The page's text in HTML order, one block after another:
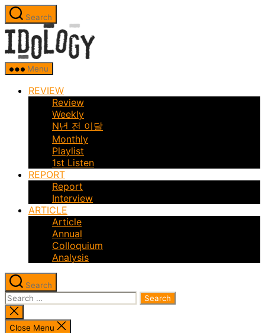
Skip
to
the
content
Search
Menu
REVIEW
Review
Weekly
N년 전 이달
Monthly
Playlist
1st Listen
REPORT
Report
Interview
ARTICLE
Article
Annual
Colloquium
Analysis
Search
Search
for:
Close
search
Close Menu